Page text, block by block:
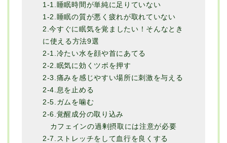
1-1.睡眠時間が単純に足りていない
1-2.睡眠の質が悪く疲れが取れていない
2.今すぐに眠気を覚ましたい！そんなとき
に使える方法9選
2-1.冷たい水を顔や首にあてる
2-2.眠気に効くツボを押す
2-3.痛みを感じやすい場所に刺激を与える
2-4.息を止める
2-5.ガムを噛む
2-6.覚醒成分の取り込み
カフェインの過剰摂取には注意が必要
2-7.ストレッチをして血行を良くする